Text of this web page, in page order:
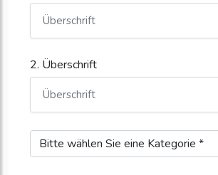
2. Überschrift